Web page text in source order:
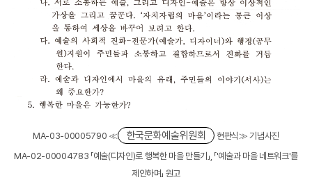
MA-03-00005790 ≪ 한국문화예술위원회
현판식≫ 기념사진
MA-02-00004783 「예술(디자인)로 행복한 마을 만들기」, 「'예술과 마을 네트워크'를
제안하며」 원고